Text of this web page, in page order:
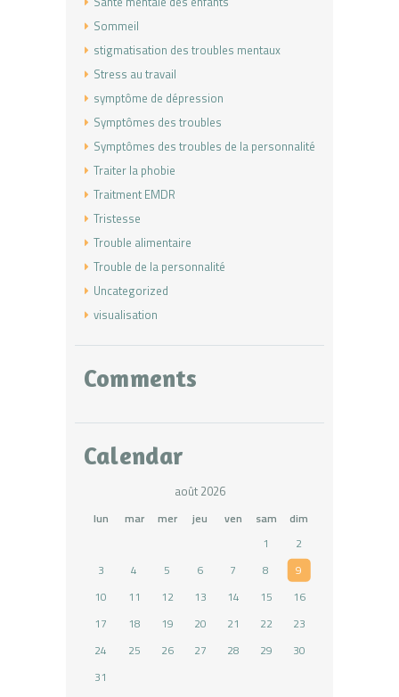
Sommeil
stigmatisation des troubles mentaux
Stress au travail
symptôme de dépression
Symptômes des troubles
Symptômes des troubles de la personnalité
Traiter la phobie
Traitment EMDR
Tristesse
Trouble alimentaire
Trouble de la personnalité
Uncategorized
visualisation
Comments
Calendar
août 2026
lun mar mer jeu ven sam
dim
1
2
3
4 5 6 7 8
9
10
11 12 13 14 15
16
17
18 19 20 21 22
23
24
25 26 27 28 29
30
31